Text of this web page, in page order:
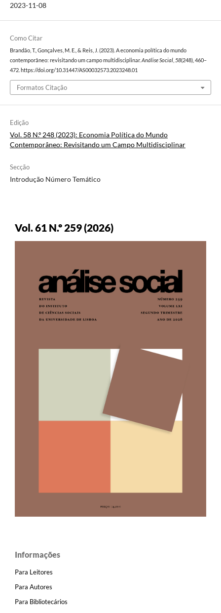
2023-11-08
Como Citar
Brandão, T., Gonçalves, M. E., & Reis, J. (2023). A economia política do mundo
contemporâneo: revisitando um campo multidisciplinar. Análise Social, 58(248), 460–
472. https://doi.org/10.31447/AS00032573.2023248.01
Formatos Citação
Edição
Vol. 58 N.º 248 (2023): Economia Política do Mundo
Contemporâneo: Revisitando um Campo Multidisciplinar
Secção
Introdução Número Temático
Vol. 61 N.º 259 (2026)
Informações
Para Leitores
Para Autores
Para Bibliotecários